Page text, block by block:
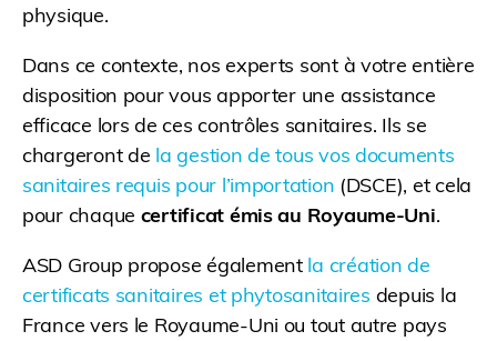
physique.
Dans ce contexte, nos experts sont à votre entière
disposition pour vous apporter une assistance
efficace lors de ces contrôles sanitaires. Ils se
chargeront de la gestion de tous vos documents
sanitaires requis pour l’importation (DSCE), et cela
pour chaque certificat émis au Royaume-Uni.
ASD Group propose également la création de
certificats sanitaires et phytosanitaires depuis la
France vers le Royaume-Uni ou tout autre pays